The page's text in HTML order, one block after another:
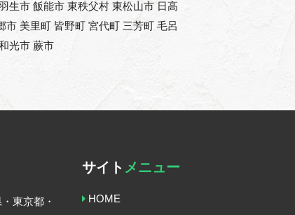
生市 飯能市 東秩父村 東松山市 日高
美里町 皆野町 宮代町 三芳町 毛呂
光市 蕨市
東京都・
サイト メニュー
HOME